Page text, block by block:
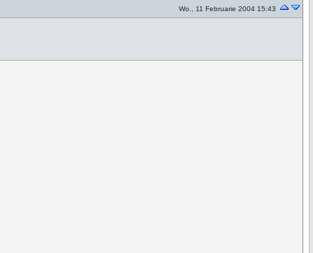
Wo., 11 Februarie 2004 15:43